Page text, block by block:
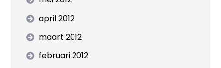
april 2012
maart 2012
februari 2012